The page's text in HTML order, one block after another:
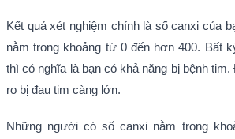
Kết quả xét nghiệm chính là số canxi của
nằm trong khoảng từ 0 đến hơn 400. Bất
thì có nghĩa là bạn có khả năng bị bệnh
ro bị đau tim càng lớn.
Những người có số canxi nằm trong